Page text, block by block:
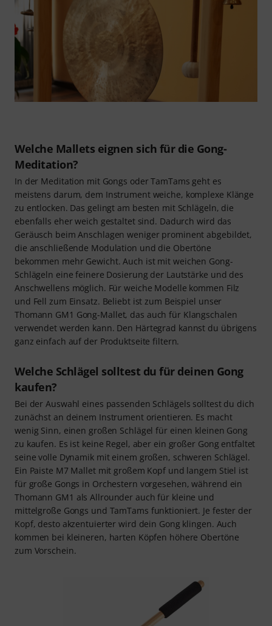
Welche Mallets eignen sich für die Gong-
Meditation?
In der Meditation mit Gongs oder TamTams geht es
meistens darum, dem Instrument weiche, komplexe Klänge
zu entlocken. Das gelingt am besten mit Schlägeln, die
ebenfalls eher weich gestaltet sind. Dadurch wird das
Geräusch beim Anschlagen weniger prominent abgebildet,
die anschließende Modulation und die Obertöne
bekommen mehr Gewicht. Auch ist mit weichen Gong-
Schlägeln eine feinere Dosierung der Lautstärke und des
Anschwellens möglich. Für weiche Modelle kommen Filz
und Fell zum Einsatz. Beliebt ist zum Beispiel unser
Thomann GM1 Gong-Mallet, das auch für Klangschalen
verwendet werden kann. Den Härtegrad kannst du übrigens
ganz einfach auf der Produktseite filtern.
Welche Schlägel solltest du für deinen Gong
kaufen?
Bei der Auswahl eines passenden Schlägels solltest du dich
zunächst an deinem Instrument orientieren. Es macht
wenig Sinn, einen großen Schlägel für einen kleinen Gong
zu kaufen. Es ist keine Regel, aber ein großer Gong entfaltet
seine volle Dynamik mit einem großen, schweren Schlägel.
Ein Paiste M7 Mallet mit großem Kopf und langem Stiel ist
für große Gongs in Orchestern vorgesehen, während ein
Thomann GM1 als Allrounder auch für kleine und
mittelgroße Gongs und TamTams funktioniert. Je fester der
Kopf, desto akzentuierter wird dein Gong klingen. Auch
kommen bei kleineren, harten Köpfen höhere Obertöne
zum Vorschein.